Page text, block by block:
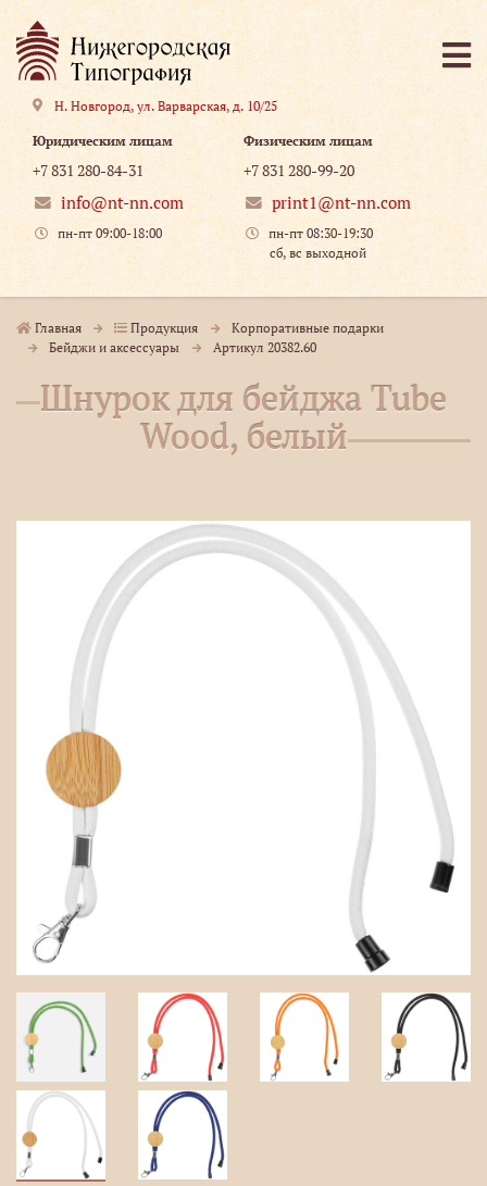
Н. Новгород, ул. Варварская, д. 10/25
Юридическим лицам
+7 831 280-84-31
info@nt-nn.com
пн-пт 09:00-18:00
Физическим лицам
+7 831 280-99-20
print1@nt-nn.com
пн-пт 08:30-19:30
сб, вс выходной
Главная Продукция
Корпоративные подарки
Бейджи и аксессуары
Артикул 20382.60
Шнурок для бейджа Tube
Wood, белый